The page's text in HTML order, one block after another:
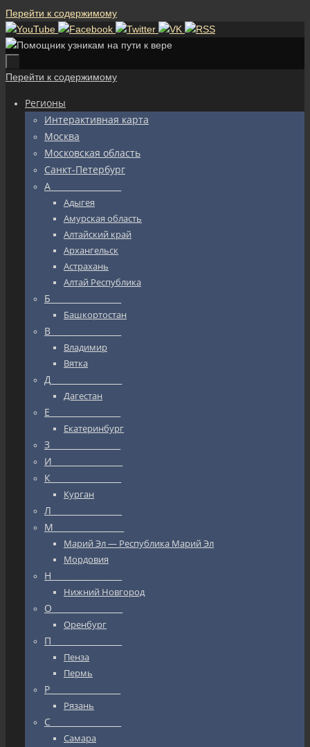
Перейти к содержимому
Перейти к содержимому
Регионы
Интерактивная карта
Москва
Московская область
Санкт-Петербург
А_________________
Адыгея
Амурская область
Алтайский край
Архангельск
Астрахань
Алтай Республика
Б_________________
Башкортостан
В_________________
Владимир
Вятка
Д_________________
Дагестан
Е_________________
Екатеринбург
З_________________
И_________________
К_________________
Курган
Л_________________
М_________________
Марий Эл — Республика Марий Эл
Мордовия
Н_________________
Нижний Новгород
О_________________
Оренбург
П_________________
Пенза
Пермь
Р_________________
Рязань
С_________________
Самара